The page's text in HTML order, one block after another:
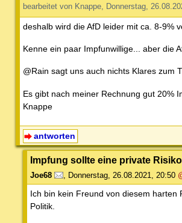
bearbeitet von Knappe, Donnerstag,
deshalb wird die AfD leider mit ca. 8-9%
Kenne ein paar Impfunwillige... aber die
@Rain sagt uns auch nichts Klares zum
Es gibt nach meiner Rechnung gut 20%
Knappe
antworten
Impfung sollte eine private
Joe68 , Donnerstag, 26.08.2021, 20:50
Ich bin kein Freund von diesem harten
Politik.